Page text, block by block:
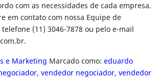
com as necessidades de cada empresa.
em contato com nossa Equipe de
(11) 3046-7878 ou pelo e-mail
.
e Marketing Marcado como: eduardo
, vendedor negociador, vendedor